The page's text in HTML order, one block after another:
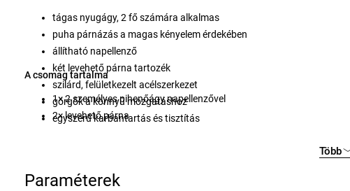
tágas nyugágy, 2 fő számára alkalmas
puha párnázás a magas kényelem érdekében
állítható napellenző
két levehető párna tartozék
szilárd, felületkezelt acélszerkezet
görgők a könnyű mozgatáshoz
egyszerű karbantartás és tisztítás
A csomag tartalma
1× 2 személyes pihenőágy napellenzővel
2× levehető párna
Több
Paraméterek